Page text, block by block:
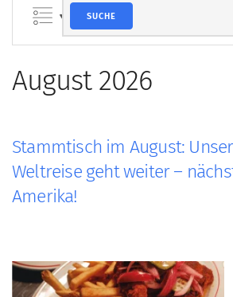
Veranstaltungsformate
STUDIO
ÜBER
Marketing Pioniere
Münchner Marketingpreis
Mentoring
SUCHE
August 2026
Stammtisch im August:
Weltreise geht weiter –
Amerika!